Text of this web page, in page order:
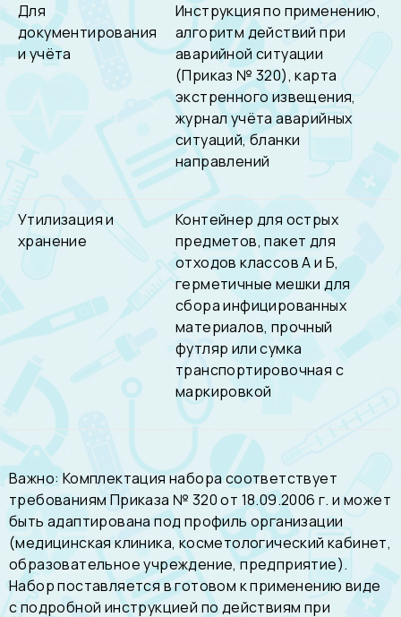
Для
документирования
и учёта
Инструкция по применению,
алгоритм действий при
аварийной ситуации
(Приказ № 320), карта
экстренного извещения,
журнал учёта аварийных
ситуаций, бланки
направлений
Утилизация и
хранение
Контейнер для острых
предметов, пакет для
отходов классов А и Б,
герметичные мешки для
сбора инфицированных
материалов, прочный
футляр или сумка
транспортировочная с
маркировкой
Важно: Комплектация набора соответствует
требованиям Приказа № 320 от 18.09.2006 г. и может
быть адаптирована под профиль организации
(медицинская клиника, косметологический кабинет,
образовательное учреждение, предприятие).
Набор поставляется в готовом к применению виде
с подробной инструкцией по действиям при